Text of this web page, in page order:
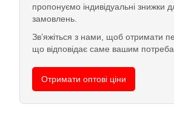
пропонуємо індивідуальні знижки
замовлень.
Зв’яжіться з нами, щоб отримати
що відповідає саме вашим
Отримати оптові ціни